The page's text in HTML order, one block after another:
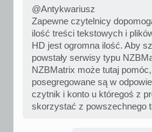
@Antykwariusz
Zapewne czytelnicy
ilość treści tekstowych i
HD jest ogromna ilość. Aby
powstały serwisy typu
NZBMatrix może tutaj
posegregowane są w
czytnik i konto u któregoś z
skorzystać z powszechnego